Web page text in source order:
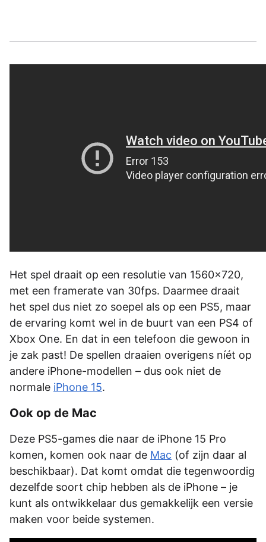
Het spel draait op een resolutie van 1560×720,
met een framerate van 30fps. Daarmee draait
het spel dus niet zo soepel als op een PS5, maar
de ervaring komt wel in de buurt van een PS4 of
Xbox One. En dat in een telefoon die gewoon in
je zak past! De spellen draaien overigens níét op
andere iPhone-modellen – dus ook niet de
normale iPhone 15.
Ook op de Mac
Deze PS5-games die naar de iPhone 15 Pro
komen, komen ook naar de Mac (of zijn daar al
beschikbaar). Dat komt omdat die tegenwoordig
dezelfde soort chip hebben als de iPhone – je
kunt als ontwikkelaar dus gemakkelijk een versie
maken voor beide systemen.